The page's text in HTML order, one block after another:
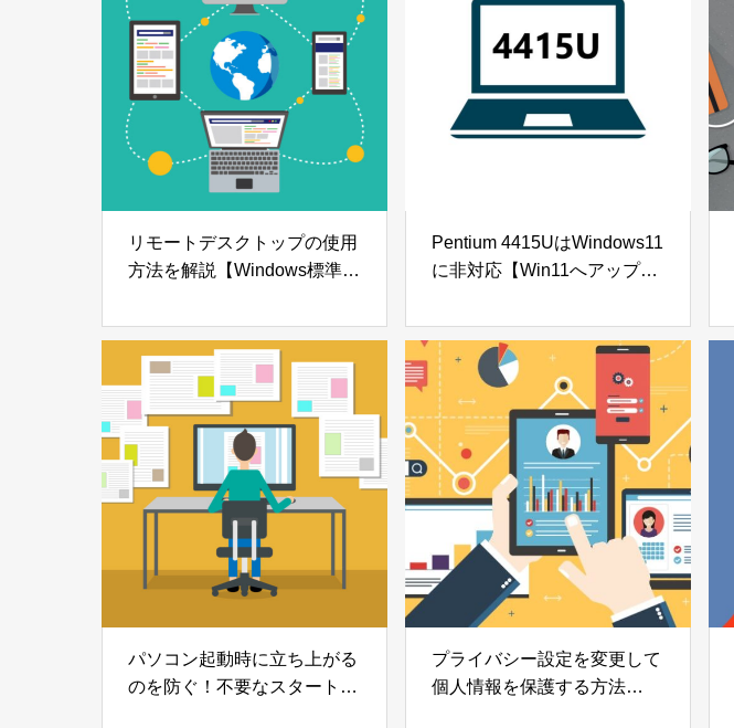
リモートデスクトップの使用
方法を解説【Windows標準ア
Pentium 4415UはWindows11
に非対応【Win11へアップロ
パソコン起動時に立ち上がる
のを防ぐ！不要なスタートア
プライバシー設定を変更して
個人情報を保護する方法